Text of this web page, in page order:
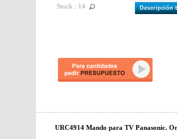
Stock : 14 Descripción
URC4914 Mando para TV Panasonic.